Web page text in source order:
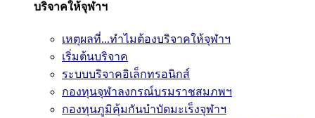
บริจาคให้จุฬาฯ
เหตุผลที่...ทำไมต้องบริจาคให้จุฬาฯ
เริ่มต้นบริจาค
ระบบบริจาคอิเล็กทรอนิกส์
กองทุนจุฬาลงกรณ์บรมราชสมภพฯ
กองทุนภูมิคุ้มกันบำบัดมะเร็งจุฬาฯ